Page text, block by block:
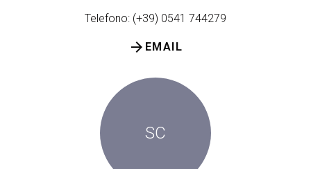
Telefono: (+39) 0541 744279
EMAIL
arrow_forward
SC